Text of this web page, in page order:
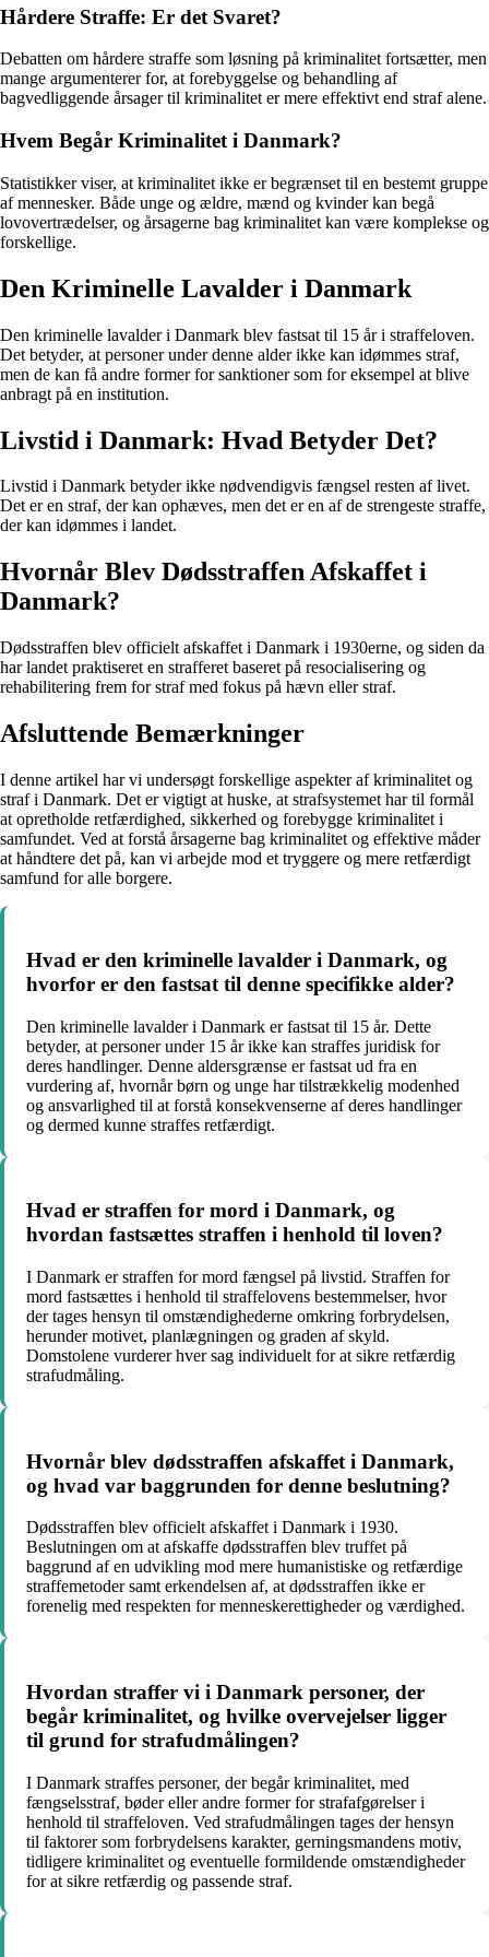
Hårdere Straffe: Er det Svaret?
Debatten om hårdere straffe som løsning på kriminalitet fortsætter, men
mange argumenterer for, at forebyggelse og behandling af
bagvedliggende årsager til kriminalitet er mere effektivt end straf alene.
Hvem Begår Kriminalitet i Danmark?
Statistikker viser, at kriminalitet ikke er begrænset til en bestemt gruppe
af mennesker. Både unge og ældre, mænd og kvinder kan begå
lovovertrædelser, og årsagerne bag kriminalitet kan være komplekse og
forskellige.
Den Kriminelle Lavalder i Danmark
Den kriminelle lavalder i Danmark blev fastsat til 15 år i straffeloven.
Det betyder, at personer under denne alder ikke kan idømmes straf,
men de kan få andre former for sanktioner som for eksempel at blive
anbragt på en institution.
Livstid i Danmark: Hvad Betyder Det?
Livstid i Danmark betyder ikke nødvendigvis fængsel resten af livet.
Det er en straf, der kan ophæves, men det er en af de strengeste straffe,
der kan idømmes i landet.
Hvornår Blev Dødsstraffen Afskaffet i
Danmark?
Dødsstraffen blev officielt afskaffet i Danmark i 1930erne, og siden da
har landet praktiseret en strafferet baseret på resocialisering og
rehabilitering frem for straf med fokus på hævn eller straf.
Afsluttende Bemærkninger
I denne artikel har vi undersøgt forskellige aspekter af kriminalitet og
straf i Danmark. Det er vigtigt at huske, at strafsystemet har til formål
at opretholde retfærdighed, sikkerhed og forebygge kriminalitet i
samfundet. Ved at forstå årsagerne bag kriminalitet og effektive måder
at håndtere det på, kan vi arbejde mod et tryggere og mere retfærdigt
samfund for alle borgere.
Hvad er den kriminelle lavalder i Danmark, og
hvorfor er den fastsat til denne specifikke alder?
Den kriminelle lavalder i Danmark er fastsat til 15 år. Dette
betyder, at personer under 15 år ikke kan straffes juridisk for
deres handlinger. Denne aldersgrænse er fastsat ud fra en
vurdering af, hvornår børn og unge har tilstrækkelig modenhed
og ansvarlighed til at forstå konsekvenserne af deres handlinger
og dermed kunne straffes retfærdigt.
Hvad er straffen for mord i Danmark, og
hvordan fastsættes straffen i henhold til loven?
I Danmark er straffen for mord fængsel på livstid. Straffen for
mord fastsættes i henhold til straffelovens bestemmelser, hvor
der tages hensyn til omstændighederne omkring forbrydelsen,
herunder motivet, planlægningen og graden af skyld.
Domstolene vurderer hver sag individuelt for at sikre retfærdig
strafudmåling.
Hvornår blev dødsstraffen afskaffet i Danmark,
og hvad var baggrunden for denne beslutning?
Dødsstraffen blev officielt afskaffet i Danmark i 1930.
Beslutningen om at afskaffe dødsstraffen blev truffet på
baggrund af en udvikling mod mere humanistiske og retfærdige
straffemetoder samt erkendelsen af, at dødsstraffen ikke er
forenelig med respekten for menneskerettigheder og værdighed.
Hvordan straffer vi i Danmark personer, der
begår kriminalitet, og hvilke overvejelser ligger
til grund for strafudmålingen?
I Danmark straffes personer, der begår kriminalitet, med
fængselsstraf, bøder eller andre former for strafafgørelser i
henhold til straffeloven. Ved strafudmålingen tages der hensyn
til faktorer som forbrydelsens karakter, gerningsmandens motiv,
tidligere kriminalitet og eventuelle formildende omstændigheder
for at sikre retfærdig og passende straf.